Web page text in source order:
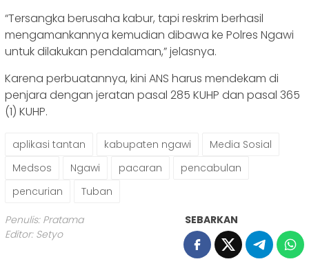
“Tersangka berusaha kabur, tapi reskrim berhasil
mengamankannya kemudian dibawa ke Polres Ngawi
untuk dilakukan pendalaman,” jelasnya.
Karena perbuatannya, kini ANS harus mendekam di
penjara dengan jeratan pasal 285 KUHP dan pasal 365
(1) KUHP.
aplikasi tantan kabupaten ngawi
Media Sosial
Medsos
Ngawi pacaran
pencabulan
pencurian
Tuban
Penulis: Pratama
Editor: Setyo
SEBARKAN